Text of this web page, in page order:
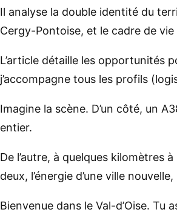
Il analyse la double identité du
Cergy-Pontoise, et le cadre de
L’article détaille les opportunités
j’accompagne tous les profils
Imagine la scène. D’un côté, un
entier.
De l’autre, à quelques kilomètres
deux, l’énergie d’une ville
Bienvenue dans le Val-d’Oise.